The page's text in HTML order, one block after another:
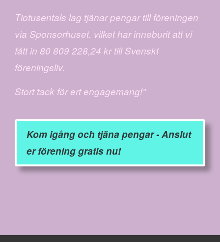
Tiotusentals lag tjänar pengar till föreningen
via Sponsorhuset. vilket har inneburit att vi
fått in 80 809 228,24 kr till Svenskt
föreningsliv.
Stort tack för ert engagemang!"
Kom igång och tjäna pengar - Anslut
er förening gratis nu!